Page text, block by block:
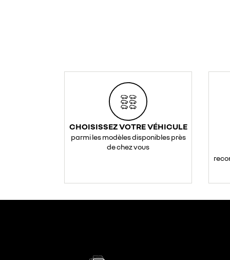
CHOISISSEZ VOTRE VÉHICULE
parmi les modèles disponibles près
de chez vous